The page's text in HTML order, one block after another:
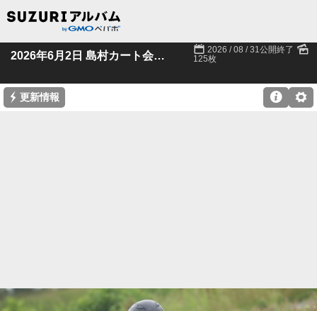
2026年6月2日 島村カート会様 羽生貸切 📅2026 / 08 / 31公開終了 🌄
125枚
⚡ 更新情報 ⚙
